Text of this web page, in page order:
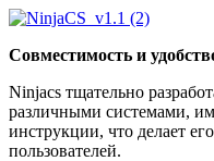
Совместимость и
Ninjacs тщательно
различными системами,
инструкции, что делает
пользователей.